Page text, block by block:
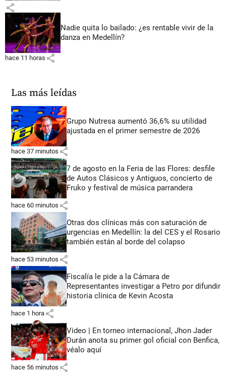
share
Nadie quita lo bailado: ¿es rentable vivir de la
danza en Medellín?
hace 11 horas share
Las más leídas
Grupo Nutresa aumentó 36,6% su utilidad
ajustada en el primer semestre de 2026
hace 37 minutos share
7 de agosto en la Feria de las Flores: desfile
de Autos Clásicos y Antiguos, concierto de
Fruko y festival de música parrandera
hace 60 minutos share
Otras dos clínicas más con saturación de
urgencias en Medellín: la del CES y el Rosario
también están al borde del colapso
hace 53 minutos share
Fiscalía le pide a la Cámara de
Representantes investigar a Petro por difundir
historia clínica de Kevin Acosta
hace 1 hora share
Video | En torneo internacional, Jhon Jader
Durán anota su primer gol oficial con Benfica,
véalo aquí
hace 56 minutos share